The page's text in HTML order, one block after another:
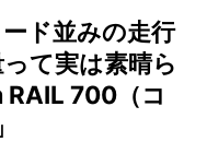
ド並みの走行
て実は素晴ら
700（コ